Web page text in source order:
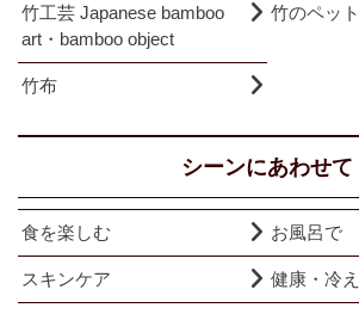
竹工芸 Japanese bamboo
art・bamboo object
竹のペッ
竹布
シーンにあわせて
食を楽しむ お風呂で
スキンケア 健康・冷